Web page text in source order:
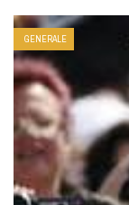
GENERALE